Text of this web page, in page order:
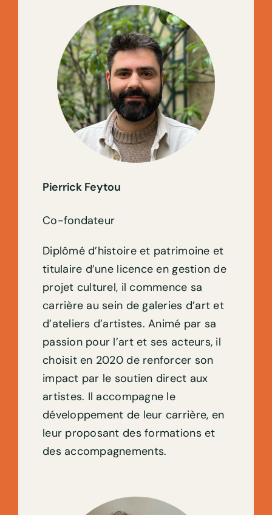
Pierrick Feytou
Co-fondateur
Diplômé d’histoire et patrimoine et
titulaire d’une licence en gestion de
projet culturel, il commence sa
carrière au sein de galeries d’art et
d’ateliers d’artistes. Animé par sa
passion pour l’art et ses acteurs, il
choisit en 2020 de renforcer son
impact par le soutien direct aux
artistes. Il accompagne le
développement de leur carrière, en
leur proposant des formations et
des accompagnements.